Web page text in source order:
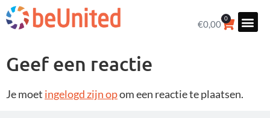
€0,00
0
Geef een reactie
Je moet ingelogd zijn opom een reactie te plaatsen.